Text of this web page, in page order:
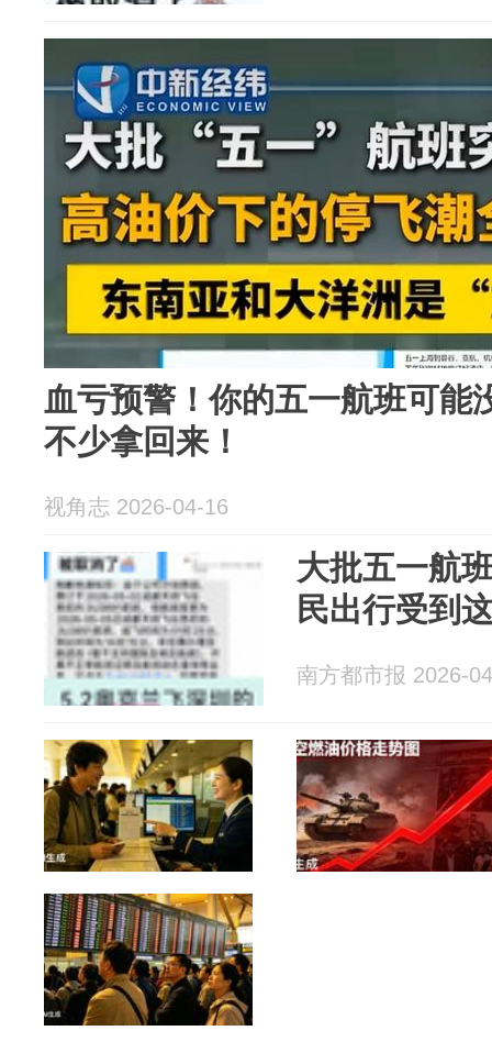
血亏预警！你的五一航班可能
不少拿回来！
视角志 2026-04-16
大批五一航
民出行受到
南方都市报 2026-